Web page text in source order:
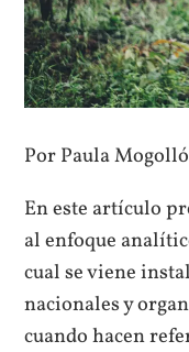
Por Paula
En este artículo
al enfoque
cual se viene
nacionales y
cuando hacen